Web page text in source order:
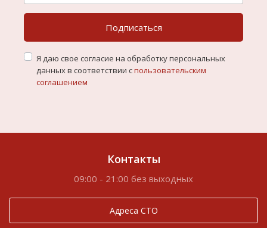
Подписаться
Я даю свое согласие на обработку персональных
данных в соответствии спользовательским
соглашением
Контакты
09:00 - 21:00 без выходных
Адреса СТО